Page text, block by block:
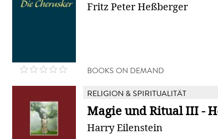
Fritz Peter Heßberger
BOOKS ON DEMAND
RELIGION & SPIRITUALITÄT
Magie und Ritual III -
Harry Eilenstein